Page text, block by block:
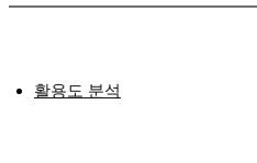
활용도 분석